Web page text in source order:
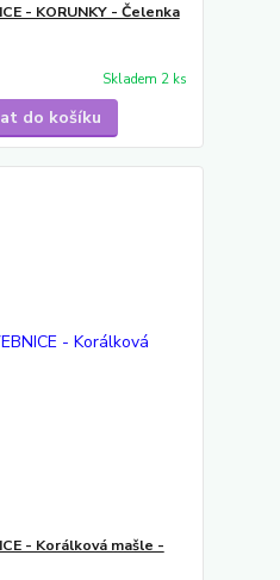
- KORUNKY - Čelenka
Skladem 2 ks
do košíku
- Korálková mašle -